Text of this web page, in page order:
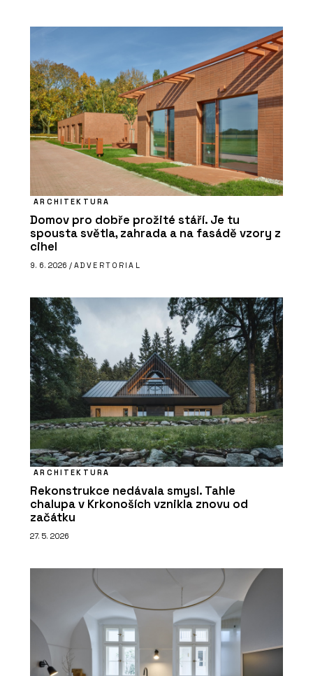
ARCHITEKTURA
Domov pro dobře prožité stáří. Je tu
spousta světla, zahrada a na fasádě vzory z
cihel
9. 6. 2026 / ADVERTORIAL
ARCHITEKTURA
Rekonstrukce nedávala smysl. Tahle
chalupa v Krkonoších vznikla znovu od
začátku
27. 5. 2026